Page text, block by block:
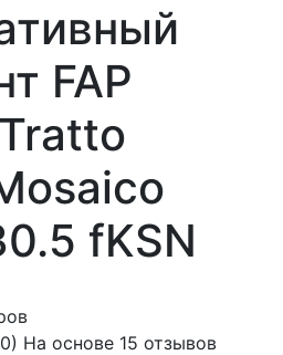
FAP
fKSN
На основе 15 отзывов